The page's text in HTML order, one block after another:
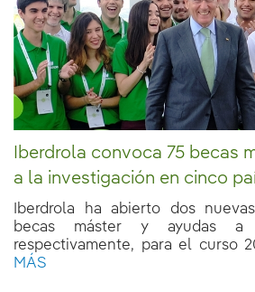
Iberdrola convoca 75 becas
a la investigación en cinco
Iberdrola ha abierto dos
becas máster y ayudas a
respectivamente, para el curso
MÁS